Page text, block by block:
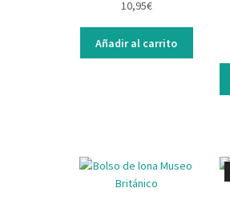
10,95€
Añadir al carrito